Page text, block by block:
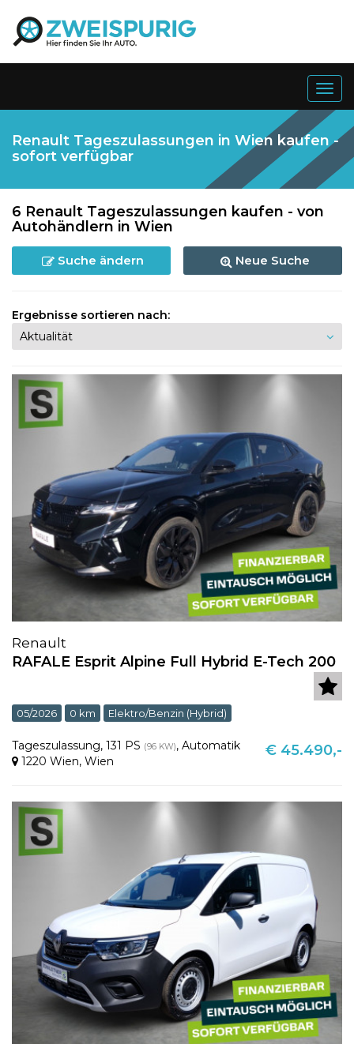
Renault Tageszulassungen in Wien kaufen -
sofort verfügbar
6 Renault Tageszulassungen kaufen - von
Autohändlern in Wien
Suche ändern Neue Suche
Ergebnisse sortieren nach:
Renault
RAFALE Esprit Alpine Full Hybrid E-Tech 200
05/2026 0 km Elektro/Benzin (Hybrid)
Tageszulassung, 131 PS (96 KW), Automatik
1220 Wien, Wien
€ 45.490,-